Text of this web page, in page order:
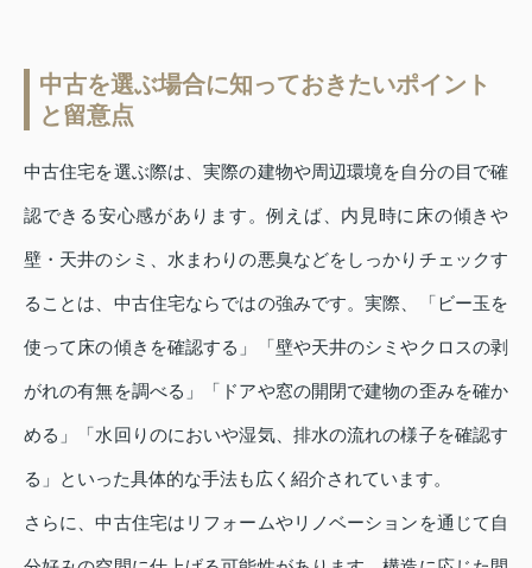
中古を選ぶ場合に知っておきたいポイント
と留意点
中古住宅を選ぶ際は、実際の建物や周辺環境を自分の目で確
認できる安心感があります。例えば、内見時に床の傾きや
壁・天井のシミ、水まわりの悪臭などをしっかりチェックす
ることは、中古住宅ならではの強みです。実際、「ビー玉を
使って床の傾きを確認する」「壁や天井のシミやクロスの剥
がれの有無を調べる」「ドアや窓の開閉で建物の歪みを確か
める」「水回りのにおいや湿気、排水の流れの様子を確認す
る」といった具体的な手法も広く紹介されています。
さらに、中古住宅はリフォームやリノベーションを通じて自